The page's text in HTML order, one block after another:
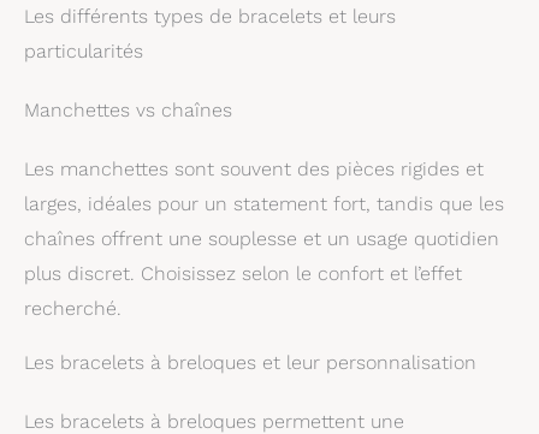
Les différents types de bracelets et leurs
particularités
Manchettes vs chaînes
Les manchettes sont souvent des pièces rigides et
larges, idéales pour un statement fort, tandis que les
chaînes offrent une souplesse et un usage quotidien
plus discret. Choisissez selon le confort et l’effet
recherché.
Les bracelets à breloques et leur personnalisation
Les bracelets à breloques permettent une